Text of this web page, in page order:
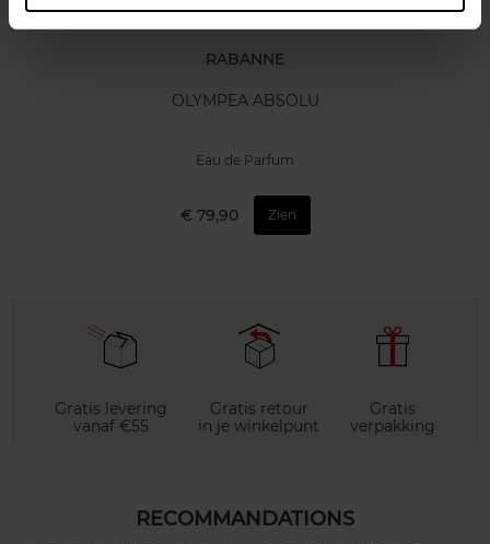
RABANNE
OLYMPEA ABSOLU
Eau de Parfum
€ 79,90 Zien
Gratis levering
vanaf €55
Gratis retour
in je winkelpunt
Gratis
verpakking
RECOMMANDATIONS